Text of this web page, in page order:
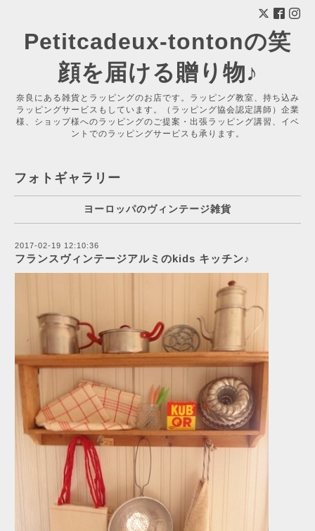
Petitcadeux-tontonの笑
顔を届ける贈り物♪
奈良にある雑貨とラッピングのお店です。ラッピング教室、持ち込み
ラッピングサービスもしています。（ラッピング協会認定講師）企業
様、ショップ様へのラッピングのご提案・出張ラッピング講習、イベ
ントでのラッピングサービスも承ります。
フォトギャラリー
ヨーロッパのヴィンテージ雑貨
2017-02-19 12:10:36
フランスヴィンテージアルミのkids キッチン♪